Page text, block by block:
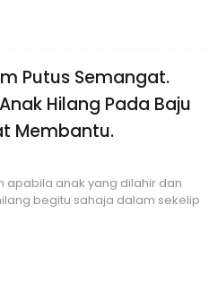
Putus Semangat.
Hilang Pada Baju
Membantu.
apabila anak yang dilahir dan
begitu sahaja dalam sekelip